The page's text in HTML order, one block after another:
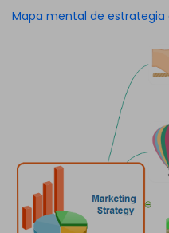
Mapa mental de estrategia